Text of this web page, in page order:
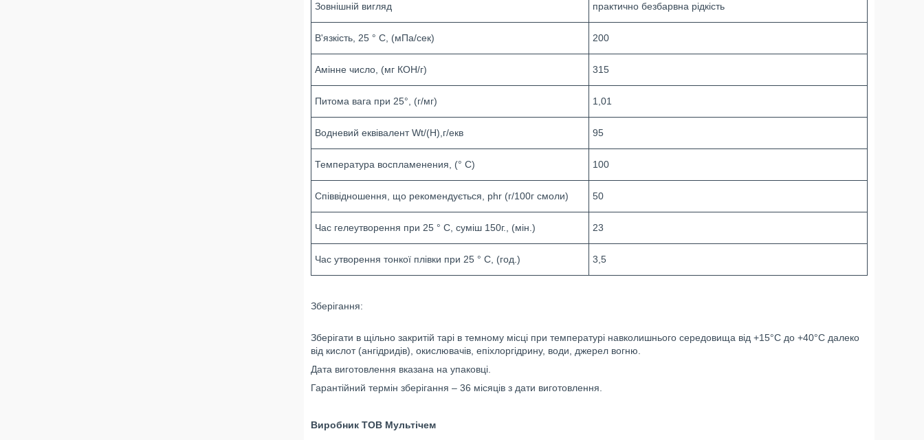
Зовнішній вигляд практично безбарвна рідкість
В'язкість, 25 ° С, (мПа/сек) 200
Амінне число, (мг КОН/г) 315
Питома вага при 25°, (г/мг) 1,01
Водневий еквівалент Wt/(H),г/екв 95
Температура воспламенения, (° С) 100
Співвідношення, що рекомендується, phr (г/100г смоли) 50
Час гелеутворення при 25 ° С, суміш 150г., (мін.) 23
Час утворення тонкої плівки при 25 ° С, (год.) 3,5
Зберігання:
Зберігати в щільно закритій тарі в темному місці при температурі навколишнього середовища від +15°С до +40°С далеко
від кислот (ангідридів), окислювачів, епіхлоргідрину, води, джерел вогню.
Дата виготовлення вказана на упаковці.
Гарантійний термін зберігання – 36 місяців з дати виготовлення.
Виробник ТОВ Мультічем